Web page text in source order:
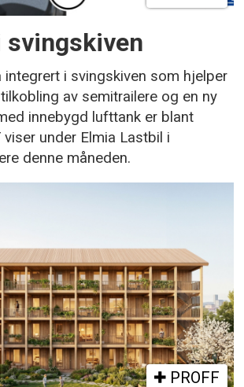
svingskiven
integrert i svingskiven som hjelper
av semitrailere og en ny
innebygd lufttank er blant
viser under Elmia Lastbil i
denne måneden.
PROFF